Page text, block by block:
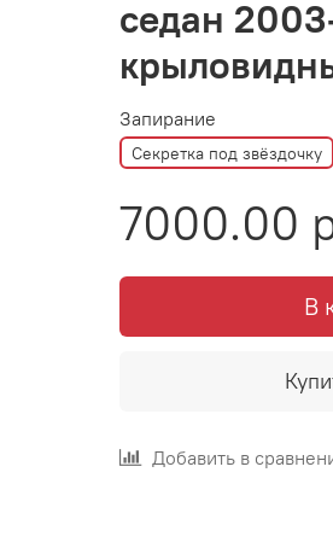
седан
Запирание
Секретка под звёздочку
7000.00
В
Добавить в